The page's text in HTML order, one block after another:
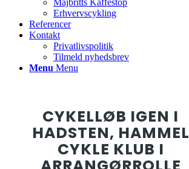
Majbritts Kaffestop
Erhvervscykling
Referencer
Kontakt
Privatlivspolitik
Tilmeld nyhedsbrev
Menu Menu
CYKELLØB IGEN I
HADSTEN, HAMMEL
CYKLE KLUB I